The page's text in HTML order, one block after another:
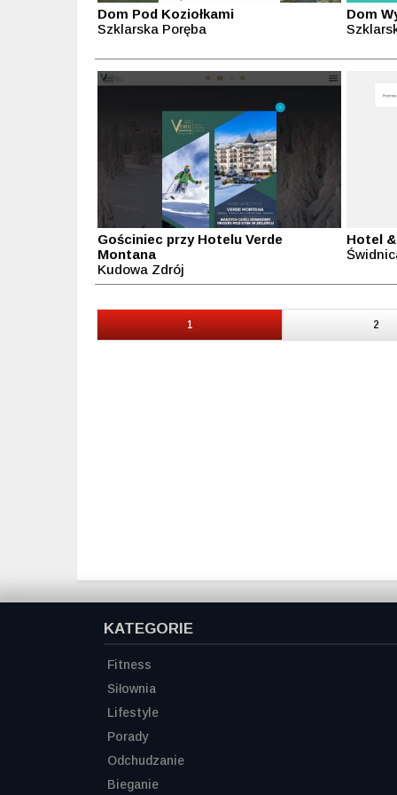
Dom Pod Koziołkami
Szklarska Poręba
Dom
Gościniec przy Hotelu Verde
Montana
Kudowa Zdrój
Hotel
1 2
KATEGORIE
Fitness
Siłownia
Lifestyle
Porady
Odchudzanie
Bieganie